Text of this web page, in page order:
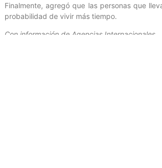
Finalmente, agregó que las personas que
probabilidad de vivir más tiempo.
Con información de Agencias Internacionales.